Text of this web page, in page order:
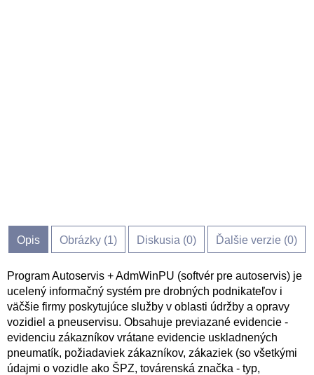
Opis Obrázky (1) Diskusia (0) Ďalšie verzie (0)
Program Autoservis + AdmWinPU (softvér pre autoservis) je
ucelený informačný systém pre drobných podnikateľov i
väčšie firmy poskytujúce služby v oblasti údržby a opravy
vozidiel a pneuservisu. Obsahuje previazané evidencie -
evidenciu zákazníkov vrátane evidencie uskladnených
pneumatík, požiadaviek zákazníkov, zákaziek (so všetkými
údajmi o vozidle ako ŠPZ, továrenská značka - typ,